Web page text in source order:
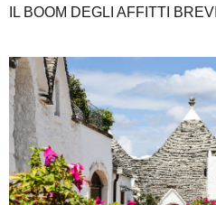
IL BOOM DEGLI AFFITTI